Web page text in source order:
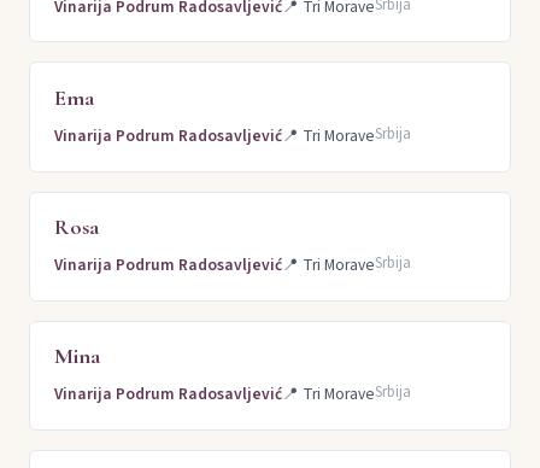
Vinarija Podrum Radosavljević📍 Tri MoraveSrbija
Ema
Vinarija Podrum Radosavljević📍 Tri MoraveSrbija
Rosa
Vinarija Podrum Radosavljević📍 Tri MoraveSrbija
Mina
Vinarija Podrum Radosavljević📍 Tri MoraveSrbija